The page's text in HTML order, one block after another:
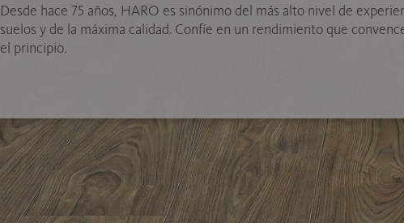
Desde hace 75 años, HARO es sinónimo del más alto nivel de
suelos y de la máxima calidad. Confíe en un rendimiento que
el principio.